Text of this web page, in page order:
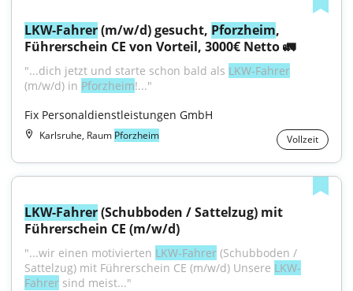
LKW-Fahrer (m/w/d) gesucht, Pforzheim,
Führerschein CE von Vorteil, 3000€ Netto 🚛
"...dich jetzt und starte schon bald als LKW-Fahrer
(m/w/d) in Pforzheim!..."
Fix Personaldienstleistungen GmbH
Karlsruhe, Raum Pforzheim Vollzeit
LKW-Fahrer (Schubboden / Sattelzug) mit
Führerschein CE (m/w/d)
"...wir einen motivierten LKW-Fahrer (Schubboden /
Sattelzug) mit Führerschein CE (m/w/d) Unsere LKW-
Fahrer sind meist..."